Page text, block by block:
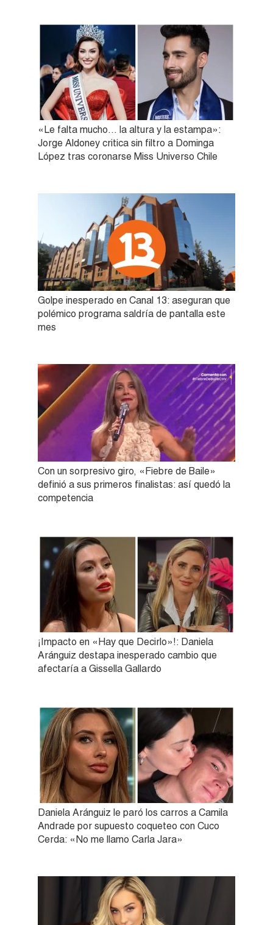
«Le falta mucho… la altura y la estampa»:
Jorge Aldoney critica sin filtro a Dominga
López tras coronarse Miss Universo Chile
Golpe inesperado en Canal 13: aseguran que
polémico programa saldría de pantalla este
mes
Con un sorpresivo giro, «Fiebre de Baile»
definió a sus primeros finalistas: así quedó la
competencia
¡Impacto en «Hay que Decirlo»!: Daniela
Aránguiz destapa inesperado cambio que
afectaría a Gissella Gallardo
Daniela Aránguiz le paró los carros a Camila
Andrade por supuesto coqueteo con Cuco
Cerda: «No me llamo Carla Jara»